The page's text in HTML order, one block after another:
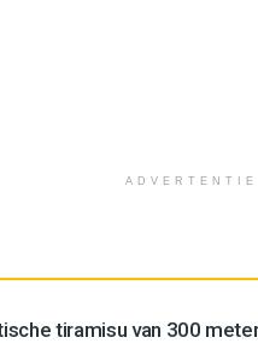
ADVERTENTIE
tiramisu van 300